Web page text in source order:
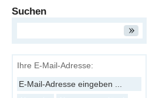
Suchen
Ihre E-Mail-Adresse: